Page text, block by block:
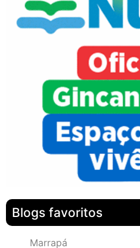
Blogs favoritos
Marrapá